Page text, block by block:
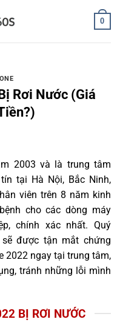
0
Rơi Nước (Giá
2003 và là trung tâm
tại Hà Nội, Bắc Ninh,
viên trên 8 năm kinh
cho các dòng máy
chính xác nhất. Quý
được tận mắt chứng
2022 ngay tại trung tâm,
tránh những lỗi mình
BỊ RƠI NƯỚC